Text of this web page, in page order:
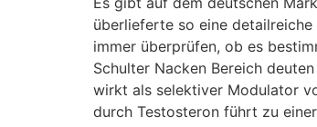
überlieferte so eine
immer überprüfen, ob es
Schulter Nacken Bereich
wirkt als selektiver Modulator
durch Testosteron führt zu